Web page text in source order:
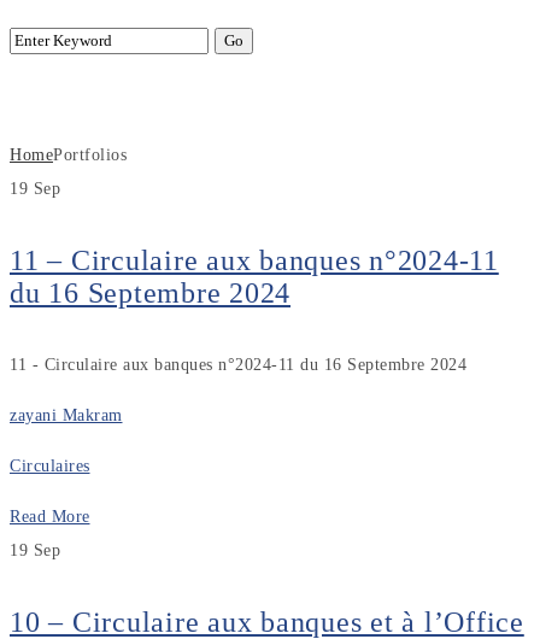
HomePortfolios
19 Sep
11 – Circulaire aux banques n°2024-11
du 16 Septembre 2024
11 - Circulaire aux banques n°2024-11 du 16 Septembre 2024
zayani Makram
Circulaires
Read More
19 Sep
10 – Circulaire aux banques et à l’Office